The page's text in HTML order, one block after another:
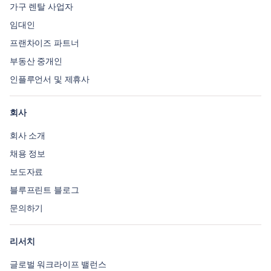
가구 렌탈 사업자
임대인
프랜차이즈 파트너
부동산 중개인
인플루언서 및 제휴사
회사
회사 소개
채용 정보
보도자료
블루프린트 블로그
문의하기
리서치
글로벌 워크라이프 밸런스